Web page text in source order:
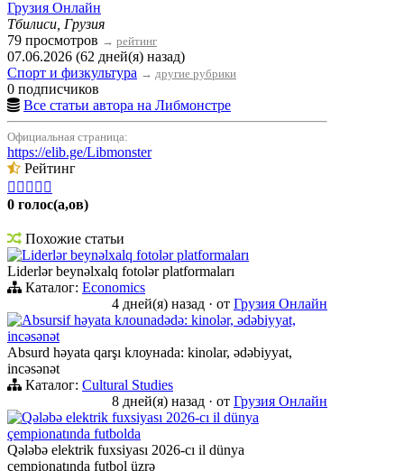
Грузия Онлайн
Тбилиси, Грузия
79 просмотров → рейтинг
07.06.2026 (62 дней(я) назад)
Спорт и физкультура → другие рубрики
0 подписчиков
Все статьи автора на Либмонстре
Официальная страница:
https://elib.ge/Libmonster
Рейтинг
    
0 голос(а,ов)
Похожие статьи
Liderlər beynəlxalq fotolər platformaları
Liderlər beynəlxalq fotolər platformaları
Каталог: Economics
4 дней(я) назад · от Грузия Онлайн
Absursif həyata kлоunadədə: kinolər, ədəbiyyat,
incəsənət
Absurd həyata qarşı kлоунadа: kinolar, ədəbiyyat,
incəsənət
Каталог: Cultural Studies
8 дней(я) назад · от Грузия Онлайн
Qələbə elektrik fuxsiyası 2026-cı il dünya
çempionatında futbolda
Qələbə elektrik fuxsiyası 2026-cı il dünya
çempionatında futbol üzrə